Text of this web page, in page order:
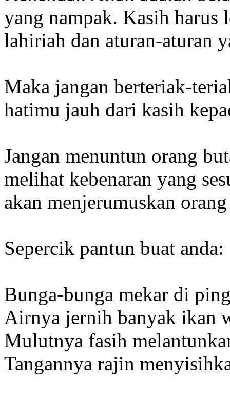
yang nampak. Kasih harus
lahiriah dan aturan-aturan
Maka jangan berteriak-
hatimu jauh dari kasih
Jangan menuntun orang
melihat kebenaran yang
akan menjerumuskan
Sepercik pantun buat anda:
Bunga-bunga mekar di
Airnya jernih banyak ikan
Mulutnya fasih
Tangannya rajin